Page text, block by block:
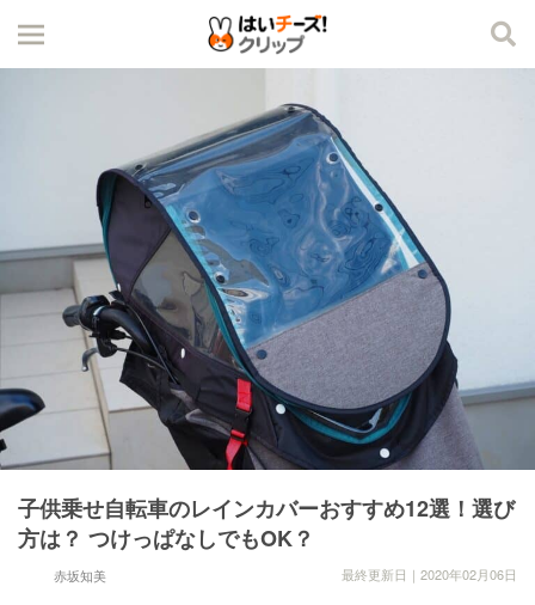
子供乗せ自転車のレインカバーおすすめ12選！選び
方は？ つけっぱなしでもOK？
赤坂知美 最終更新日｜2020年02月06日